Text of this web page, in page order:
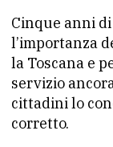
Cinque anni
l’importanza
la Toscana e
servizio
cittadini lo
corretto.